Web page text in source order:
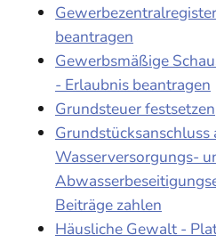
beantragen
Gewerbsmäßige
- Erlaubnis beantragen
Grundsteuer festsetzen
Grundstücksanschluss
Wasserversorgungs-
Beiträge zahlen
Häusliche Gewalt -